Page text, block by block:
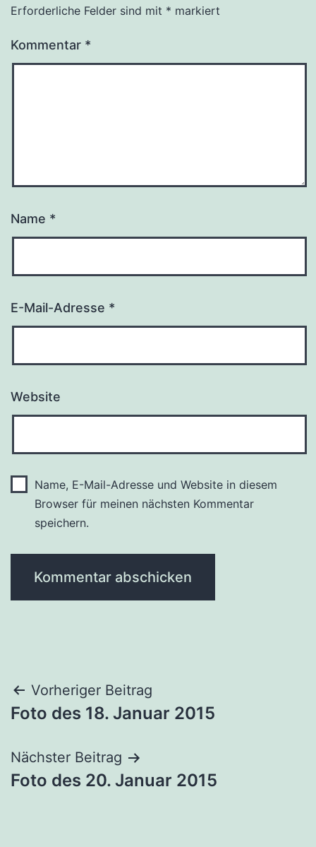
Erforderliche Felder sind mit * markiert
Kommentar *
Name *
E-Mail-Adresse *
Website
Name, E-Mail-Adresse und Website in diesem
Browser für meinen nächsten Kommentar
speichern.
Beitragsnavigation
Vorheriger Beitrag
Foto des 18. Januar 2015
Nächster Beitrag
Foto des 20. Januar 2015